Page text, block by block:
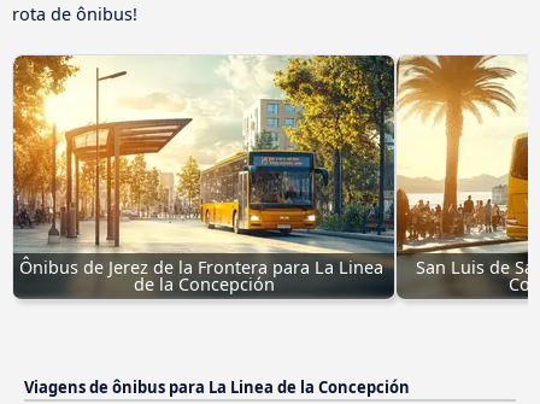
rota de ônibus!
Ônibus de Jerez de la Frontera para La Linea
de la Concepción
San Luis de
Viagens de ônibus para La Linea de la Concepción